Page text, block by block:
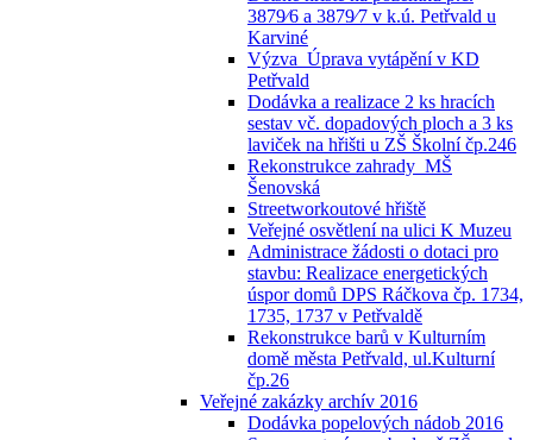
3879⁄6 a 3879⁄7 v k.ú. Petřvald u
Karviné
Výzva_Úprava vytápění v KD
Petřvald
Dodávka a realizace 2 ks hracích
sestav vč. dopadových ploch a 3 ks
laviček na hřišti u ZŠ Školní čp.246
Rekonstrukce zahrady_MŠ
Šenovská
Streetworkoutové hřiště
Veřejné osvětlení na ulici K Muzeu
Administrace žádosti o dotaci pro
stavbu: Realizace energetických
úspor domů DPS Ráčkova čp. 1734,
1735, 1737 v Petřvaldě
Rekonstrukce barů v Kulturním
domě města Petřvald, ul.Kulturní
čp.26
Veřejné zakázky archív 2016
Dodávka popelových nádob 2016